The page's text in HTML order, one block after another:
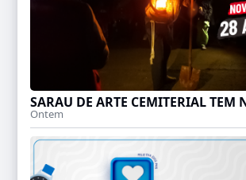
SARAU DE ARTE CEMITERIAL TEM
Ontem